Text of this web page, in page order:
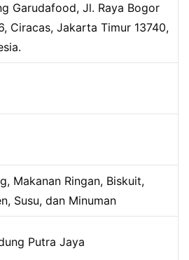
Garudafood, Jl. Raya Bogor
Ciracas, Jakarta Timur 13740,
Makanan Ringan, Biskuit,
Susu, dan Minuman
Putra Jaya